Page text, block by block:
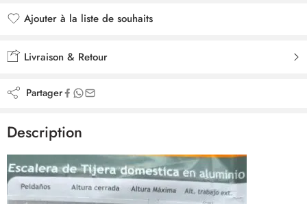
Ajouter à la liste de souhaits
Livraison & Retour
Partager
Description